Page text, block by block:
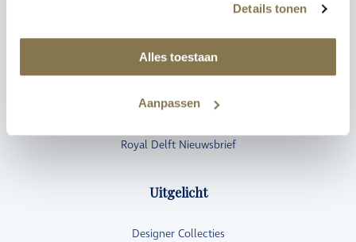
Details tonen
Alles toestaan
Aanpassen
Veel gestelde vragen/ FAQ
Verkooppunten
Royal Delft Nieuwsbrief
Uitgelicht
Designer Collecties